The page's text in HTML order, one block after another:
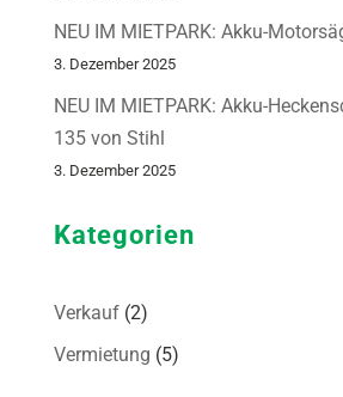
NEU IM MIETPARK: Akku-
3. Dezember 2025
NEU IM MIETPARK: Akku-
135 von Stihl
3. Dezember 2025
Kategorien
Verkauf(2)
Vermietung (5)